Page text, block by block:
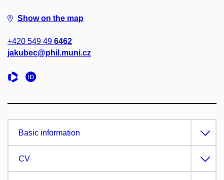
Show on the map
+420 549 49 6462
jakubec@phil.muni.cz
Basic information
CV